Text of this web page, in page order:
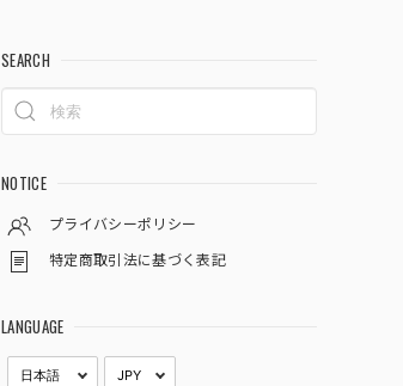
SEARCH
NOTICE
プライバシーポリシー
特定商取引法に基づく表記
LANGUAGE